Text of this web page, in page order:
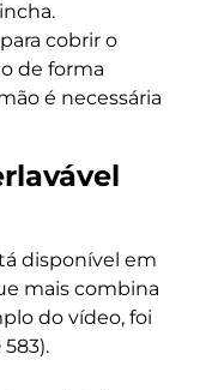
cobrir o
de forma
é necessária
disponível em
mais combina
do vídeo, foi